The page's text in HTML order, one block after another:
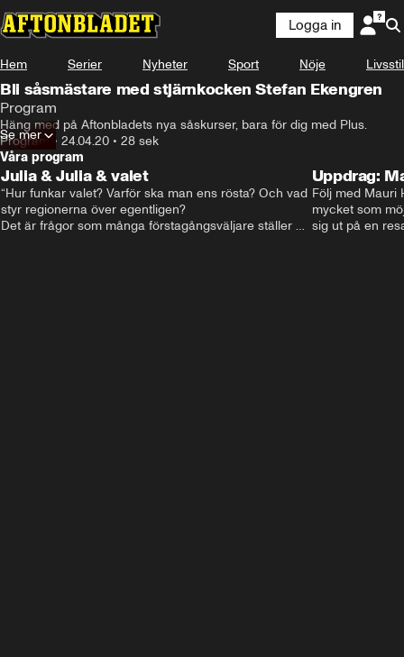
Annons
ANNONS
Logga in
Hem Serier Nyheter Sport Nöje Livsstil
Bli såsmästare med stjärnkocken Stefan Ekengren
Program
Häng med på Aftonbladets nya såskurser, bara för dig med Plus.
Program• 24.04.20 • 28 sek
Se mer
Våra program
Julia & Julia & valet
“Hur funkar valet? Varför ska man ens rösta? Och vad
styr regionerna över egentligen?
Det är frågor som många förstagångsväljare ställer
Uppdrag:
Följ med Mauri
mycket som
sig ut på en